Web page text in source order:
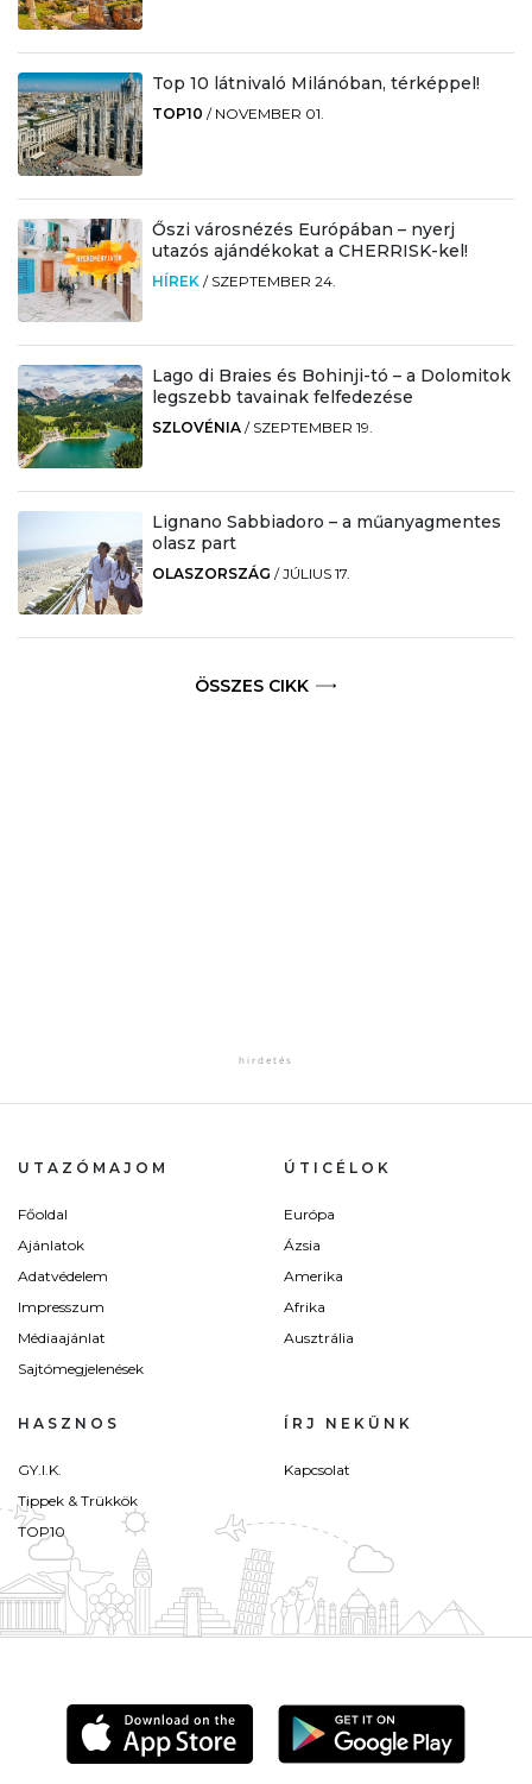
Top 10 látnivaló Milánóban, térképpel!
TOP10 / NOVEMBER 01.
Őszi városnézés Európában – nyerj
utazós ajándékokat a CHERRISK-kel!
HÍREK / SZEPTEMBER 24.
Lago di Braies és Bohinji-tó – a Dolomitok
legszebb tavainak felfedezése
SZLOVÉNIA / SZEPTEMBER 19.
Lignano Sabbiadoro – a műanyagmentes
olasz part
OLASZORSZÁG /JÚLIUS 17.
ÖSSZES CIKK
UTAZÓMAJOM
Főoldal
Ajánlatok
Adatvédelem
Impresszum
Médiaajánlat
Sajtómegjelenések
ÚTICÉLOK
Európa
Ázsia
Amerika
Afrika
Ausztrália
HASZNOS
GY.I.K.
Tippek & Trükkök
TOP10
ÍRJ NEKÜNK
Kapcsolat